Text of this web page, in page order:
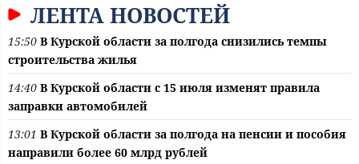
ЛЕНТА НОВОСТЕЙ
15:50 В Курской области за полгода снизились темпы
строительства жилья
14:40 В Курской области с 15 июля изменят правила
заправки автомобилей
13:01 В Курской области за полгода на пенсии и пособия
направили более 60 млрд рублей